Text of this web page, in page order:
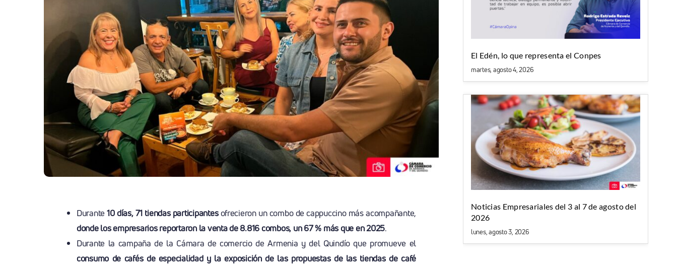
Durante10 días, 71 tiendas participantesofrecieron un combo de cappuccino más acompañante,
donde los empresarios reportaron la venta de 8.816 combos, un 67 % más que en 2025.
Durante la campaña de la Cámara de comercio de Armenia y del Quindío que promueve el
consumo de cafés de especialidad y la exposición de las propuestas de las tiendas de café
El Edén, lo que representa el Conpes
martes, agosto 4, 2026
Noticias Empresariales del 3 al 7 de agosto del
2026
lunes, agosto 3, 2026